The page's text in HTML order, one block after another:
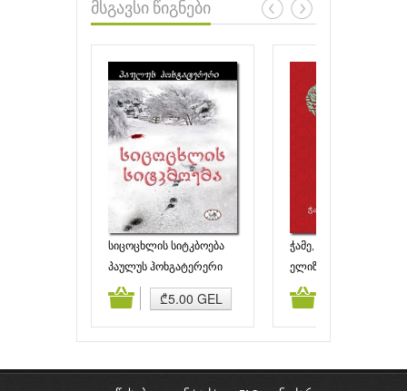
მსგავსი წიგნები
სიცოცხლის სიტკბოება
პაულუს ჰოხგატერერი
₾5.00 GEL
ჭამე, ილოცე, შეიყვარე
ელიზაბეტ ჯილბერტი
კალათაში დამატება კალათაში